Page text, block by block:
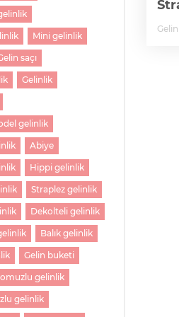
Mini gelinlik
saçı
Gelinlik
gelinlik
Abiye
Hippi gelinlik
Straplez gelinlik
Dekolteli gelinlik
Balık gelinlik
Gelin buketi
gelinlik
gelinlik